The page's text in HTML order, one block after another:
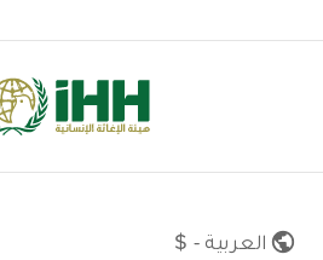
العربية - $